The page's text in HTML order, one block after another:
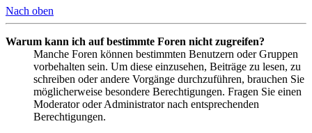
Nach oben
Warum kann ich auf bestimmte Foren nicht zugreifen?
Manche Foren können bestimmten Benutzern oder Gruppen
vorbehalten sein. Um diese einzusehen, Beiträge zu lesen, zu
schreiben oder andere Vorgänge durchzuführen, brauchen Sie
möglicherweise besondere Berechtigungen. Fragen Sie einen
Moderator oder Administrator nach entsprechenden
Berechtigungen.